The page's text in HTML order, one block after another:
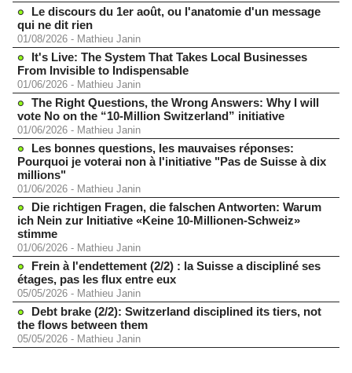
Le discours du 1er août, ou l'anatomie d'un message
qui ne dit rien
01/08/2026 - Mathieu Janin
It's Live: The System That Takes Local Businesses
From Invisible to Indispensable
01/06/2026 - Mathieu Janin
The Right Questions, the Wrong Answers: Why I will
vote No on the “10-Million Switzerland” initiative
01/06/2026 - Mathieu Janin
Les bonnes questions, les mauvaises réponses:
Pourquoi je voterai non à l'initiative "Pas de Suisse à dix
millions"
01/06/2026 - Mathieu Janin
Die richtigen Fragen, die falschen Antworten: Warum
ich Nein zur Initiative «Keine 10-Millionen-Schweiz»
stimme
01/06/2026 - Mathieu Janin
Frein à l'endettement (2/2) : la Suisse a discipliné ses
étages, pas les flux entre eux
05/05/2026 - Mathieu Janin
Debt brake (2/2): Switzerland disciplined its tiers, not
the flows between them
05/05/2026 - Mathieu Janin